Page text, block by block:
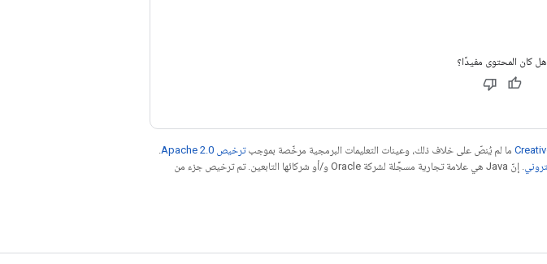
هل كان المحتوى مفيدًا؟
ما لم يُنصّ على خلاف ذلك، وعينات التعليمات البرمجية مرخّصة بموجبترخيص Apache 2.0‏
. إنّ Java هي علامة تجارية مسجَّلة لشركة Oracle و/أو شركائها التابعين. تم ترخيص جزء من